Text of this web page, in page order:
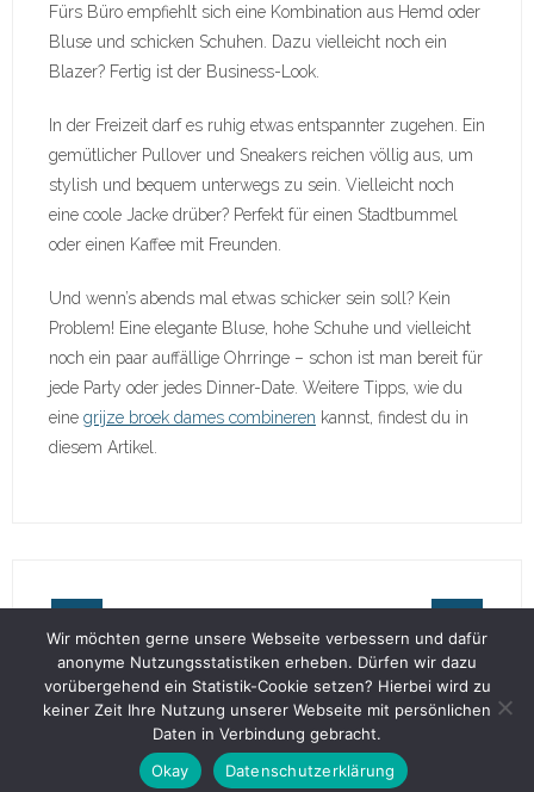
Fürs Büro empfiehlt sich eine Kombination aus Hemd oder
Bluse und schicken Schuhen. Dazu vielleicht noch ein
Blazer? Fertig ist der Business-Look.
In der Freizeit darf es ruhig etwas entspannter zugehen. Ein
gemütlicher Pullover und Sneakers reichen völlig aus, um
stylish und bequem unterwegs zu sein. Vielleicht noch
eine coole Jacke drüber? Perfekt für einen Stadtbummel
oder einen Kaffee mit Freunden.
Und wenn’s abends mal etwas schicker sein soll? Kein
Problem! Eine elegante Bluse, hohe Schuhe und vielleicht
noch ein paar auffällige Ohrringe – schon ist man bereit für
jede Party oder jedes Dinner-Date. Weitere Tipps, wie du
eine grijze broek dames combineren kannst, findest du in
diesem Artikel.
Developed byThink Up Themes Ltd. Powered byWordPress
Wir möchten gerne unsere Webseite verbessern und dafür
anonyme Nutzungsstatistiken erheben. Dürfen wir dazu
vorübergehend ein Statistik-Cookie setzen? Hierbei wird zu
keiner Zeit Ihre Nutzung unserer Webseite mit persönlichen
Daten in Verbindung gebracht.
Okay
Datenschutzerklärung